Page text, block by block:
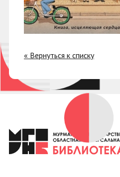
« Вернуться к списку